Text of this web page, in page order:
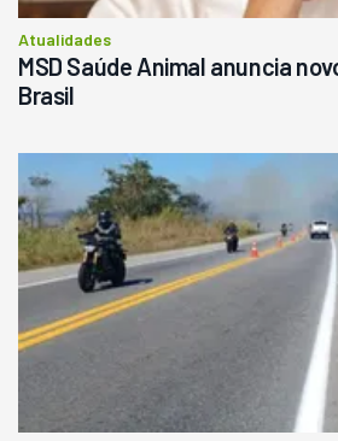
Atualidades
MSD Saúde Animal anuncia
Brasil